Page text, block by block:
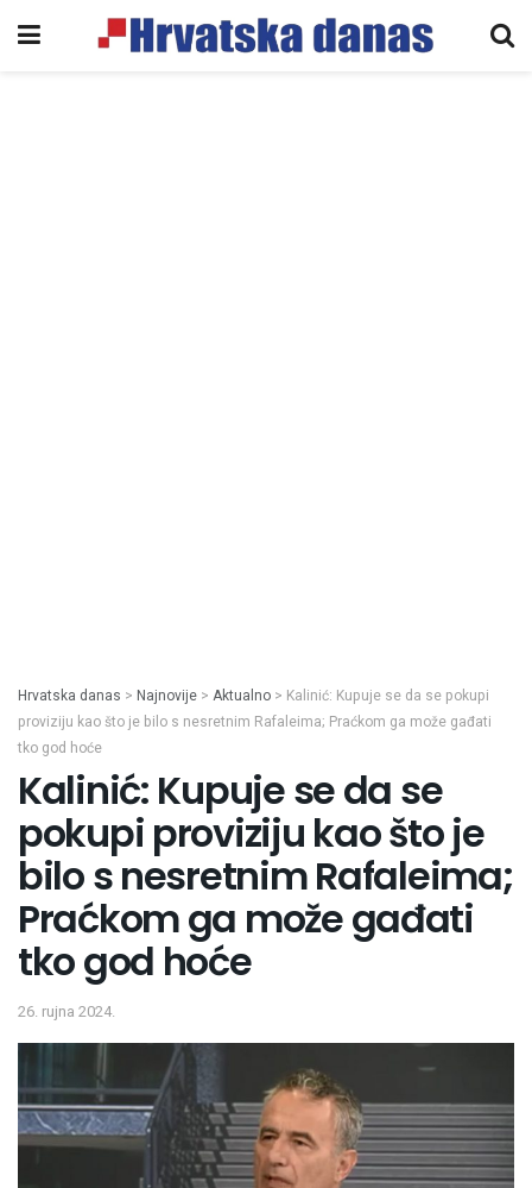
Hrvatska danas > Najnovije > Aktualno > Kalinić: Kupuje se da se pokupi
proviziju kao što je bilo s nesretnim Rafaleima; Praćkom ga može gađati
tko god hoće
Kalinić: Kupuje se da se
pokupi proviziju kao što je
bilo s nesretnim Rafaleima;
Praćkom ga može gađati
tko god hoće
26. rujna 2024.